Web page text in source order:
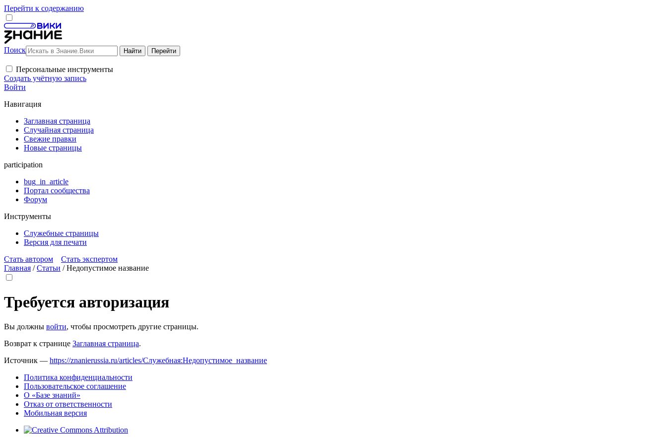
Перейти к содержанию
Поиск
Персональные инструменты
Создать учётную запись
Войти
Навигация
Заглавная страница
Случайная страница
Свежие правки
Новые страницы
participation
bug_in_article
Портал сообщества
Форум
Инструменты
Служебные страницы
Версия для печати
Стать автором
Стать экспертом
Главная /Статьи /Недопустимое название
Требуется авторизация
Вы должны войти, чтобы просмотреть другие страницы.
Возврат к странице Заглавная страница.
Источник — https://znanierussia.ru/articles/Служебная:Недопустимое_название
Политика конфиденциальности
Пользовательское соглашение
О «Базе знаний»
Отказ от ответственности
Мобильная версия